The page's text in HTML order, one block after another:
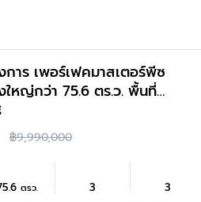
การ เพอร์เฟคมาสเตอร์พีซ
ใหญ่กว่า 75.6 ตร.ว. พื้นที่
ร.ม. ฟังก์ชัน 4 ห้องนอน 3
ลเชื่อมต่อทุก
ถไฟฟ้าสายสีม่วง "สถานีไทร
ด่วน "งามวงศ์วาน"
฿9,990,000
ตรว. 3 3